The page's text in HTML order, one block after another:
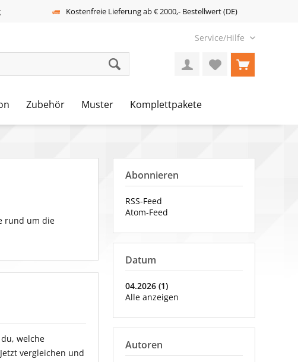
Kostenfreie Lieferung ab € 2000,- Bestellwert (DE)
Service/Hilfe
Zubehör Muster Komplettpakete
Abonnieren
RSS-Feed
Atom-Feed
Datum
04.2026 (1)
Alle anzeigen
Autoren
rund um die
welche
vergleichen und